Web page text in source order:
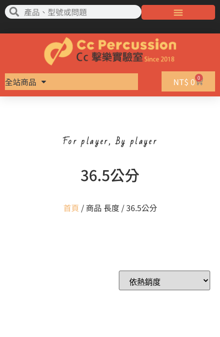
全站商品 NT$ 0 0
For player, By player
36.5公分
首頁 / 商品 長度 / 36.5公分